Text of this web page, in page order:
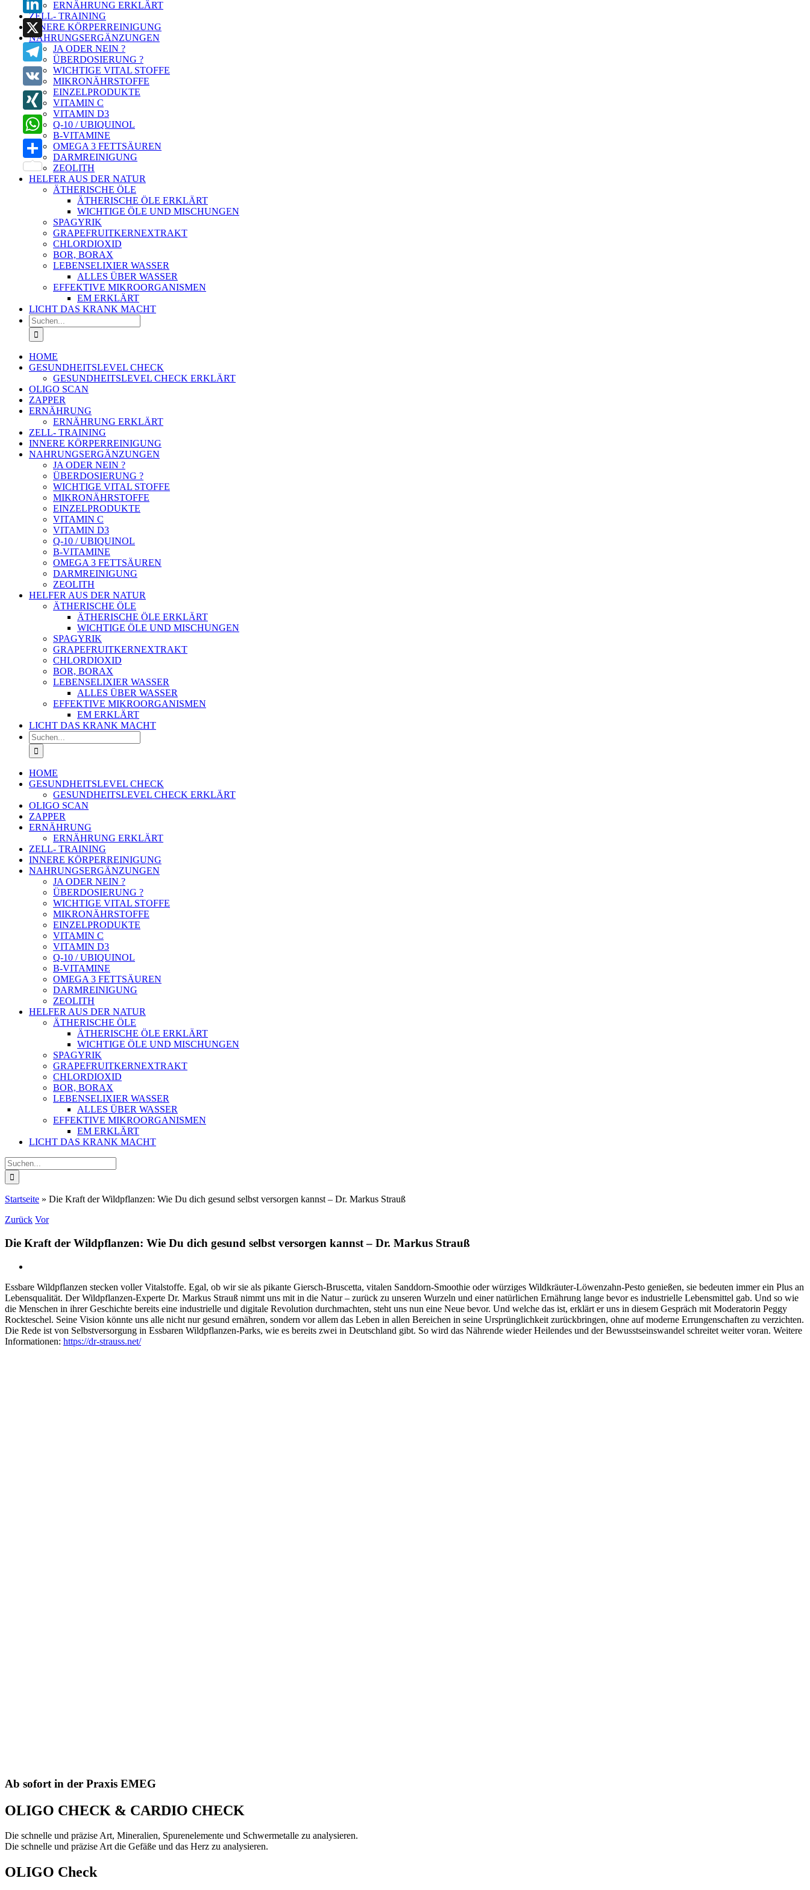
ERNÄHRUNG ERKLÄRT
ZELL- TRAINING
INNERE KÖRPERREINIGUNG
NAHRUNGSERGÄNZUNGEN
JA ODER NEIN ?
ÜBERDOSIERUNG ?
WICHTIGE VITAL STOFFE
MIKRONÄHRSTOFFE
EINZELPRODUKTE
VITAMIN C
VITAMIN D3
Q-10 / UBIQUINOL
B-VITAMINE
OMEGA 3 FETTSÄUREN
DARMREINIGUNG
ZEOLITH
HELFER AUS DER NATUR
ÄTHERISCHE ÖLE
ÄTHERISCHE ÖLE ERKLÄRT
WICHTIGE ÖLE UND MISCHUNGEN
SPAGYRIK
GRAPEFRUITKERNEXTRAKT
CHLORDIOXID
BOR, BORAX
LEBENSELIXIER WASSER
ALLES ÜBER WASSER
EFFEKTIVE MIKROORGANISMEN
EM ERKLÄRT
LICHT DAS KRANK MACHT
Suche
nach:
HOME
GESUNDHEITSLEVEL CHECK
GESUNDHEITSLEVEL CHECK ERKLÄRT
OLIGO SCAN
ZAPPER
ERNÄHRUNG
ERNÄHRUNG ERKLÄRT
ZELL- TRAINING
INNERE KÖRPERREINIGUNG
NAHRUNGSERGÄNZUNGEN
JA ODER NEIN ?
ÜBERDOSIERUNG ?
WICHTIGE VITAL STOFFE
MIKRONÄHRSTOFFE
EINZELPRODUKTE
VITAMIN C
VITAMIN D3
Q-10 / UBIQUINOL
B-VITAMINE
OMEGA 3 FETTSÄUREN
DARMREINIGUNG
ZEOLITH
HELFER AUS DER NATUR
ÄTHERISCHE ÖLE
ÄTHERISCHE ÖLE ERKLÄRT
WICHTIGE ÖLE UND MISCHUNGEN
SPAGYRIK
GRAPEFRUITKERNEXTRAKT
CHLORDIOXID
BOR, BORAX
LEBENSELIXIER WASSER
ALLES ÜBER WASSER
EFFEKTIVE MIKROORGANISMEN
EM ERKLÄRT
LICHT DAS KRANK MACHT
Suche
nach:
HOME
GESUNDHEITSLEVEL CHECK
GESUNDHEITSLEVEL CHECK ERKLÄRT
OLIGO SCAN
ZAPPER
ERNÄHRUNG
ERNÄHRUNG ERKLÄRT
ZELL- TRAINING
INNERE KÖRPERREINIGUNG
NAHRUNGSERGÄNZUNGEN
JA ODER NEIN ?
ÜBERDOSIERUNG ?
WICHTIGE VITAL STOFFE
MIKRONÄHRSTOFFE
EINZELPRODUKTE
VITAMIN C
VITAMIN D3
Q-10 / UBIQUINOL
B-VITAMINE
OMEGA 3 FETTSÄUREN
DARMREINIGUNG
ZEOLITH
HELFER AUS DER NATUR
ÄTHERISCHE ÖLE
ÄTHERISCHE ÖLE ERKLÄRT
WICHTIGE ÖLE UND MISCHUNGEN
SPAGYRIK
GRAPEFRUITKERNEXTRAKT
CHLORDIOXID
BOR, BORAX
LEBENSELIXIER WASSER
ALLES ÜBER WASSER
EFFEKTIVE MIKROORGANISMEN
EM ERKLÄRT
LICHT DAS KRANK MACHT
Suche
nach:
Startseite » Die Kraft der Wildpflanzen: Wie Du dich gesund selbst versorgen kannst – Dr. Markus Strauß
Zurück Vor
Die Kraft der Wildpflanzen: Wie Du dich gesund selbst versorgen kannst – Dr. Markus Strauß
Essbare Wildpflanzen stecken voller Vitalstoffe. Egal, ob wir sie als pikante Giersch-Bruscetta, vitalen Sanddorn-Smoothie oder würziges Wildkräuter-Löwenzahn-Pesto genießen, sie bedeuten immer ein Plus an
Lebensqualität. Der Wildpflanzen-Experte Dr. Markus Strauß nimmt uns mit in die Natur – zurück zu unseren Wurzeln und einer natürlichen Ernährung lange bevor es industrielle Lebensmittel gab. Und so wie
die Menschen in ihrer Geschichte bereits eine industrielle und digitale Revolution durchmachten, steht uns nun eine Neue bevor. Und welche das ist, erklärt er uns in diesem Gespräch mit Moderatorin Peggy
Rockteschel. Seine Vision könnte uns alle nicht nur gesund ernähren, sondern vor allem das Leben in allen Bereichen in seine Ursprünglichkeit zurückbringen, ohne auf moderne Errungenschaften zu verzichten.
Die Rede ist von Selbstversorgung in Essbaren Wildpflanzen-Parks, wie es bereits zwei in Deutschland gibt. So wird das Nährende wieder Heilendes und der Bewusstseinswandel schreitet weiter voran. Weitere
Informationen: https://dr-strauss.net/
Ab sofort in der Praxis EMEG
OLIGO CHECK & CARDIO CHECK
Die schnelle und präzise Art, Mineralien, Spurenelemente und Schwermetalle zu analysieren.
Die schnelle und präzise Art die Gefäße und das Herz zu analysieren.
OLIGO Check
LinkedIn
X
Telegram
VK
XING
WhatsApp
Teilen